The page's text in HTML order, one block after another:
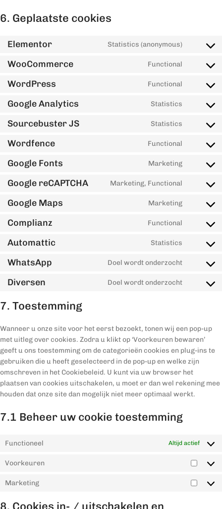
6. Geplaatste cookies
Elementor Statistics (anonymous)
WooCommerce Functional
WordPress Functional
Google Analytics Statistics
Sourcebuster JS Statistics
Wordfence Functional
Google Fonts Marketing
Google reCAPTCHA Marketing, Functional
Google Maps Marketing
Complianz Functional
Automattic Statistics
WhatsApp Doel wordt onderzocht
Diversen Doel wordt onderzocht
7. Toestemming
Wanneer u onze site voor het eerst bezoekt, tonen wij een pop-up
met uitleg over cookies. Zodra u klikt op ‘Voorkeuren bewaren’
geeft u ons toestemming om de categorieën cookies en plug-ins te
gebruiken die u heeft geselecteerd in de pop-up en welke zijn
omschreven in het Cookiebeleid. U kunt via uw browser het
plaatsen van cookies uitschakelen, u moet er dan wel rekening mee
houden dat onze site dan mogelijk niet meer optimaal werkt.
7.1 Beheer uw cookie toestemming
Functioneel Altijd actief
Voorkeuren
Marketing
8. Cookies in- / uitschakelen en